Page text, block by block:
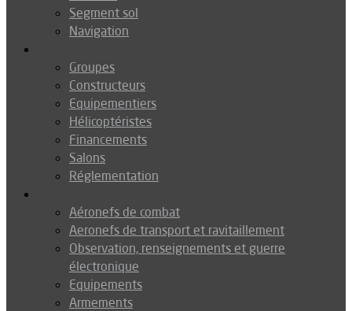
Segment sol
Navigation
Groupes
Constructeurs
Equipementiers
Hélicoptéristes
Financements
Salons
Réglementation
Aéronefs de combat
Aeronefs de transport et ravitaillement
Observation, renseignements et guerre
électronique
Equipements
Armements